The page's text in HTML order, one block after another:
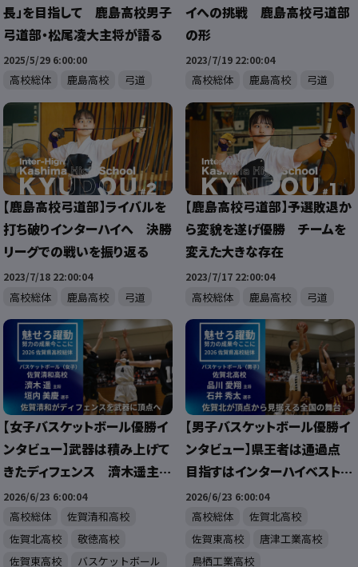
長」を目指して 鹿島高校男子
弓道部・松尾凌大主将が語る
2025/5/29 6:00:00
高校総体 鹿島高校 弓道
イへの挑戦 鹿島高校弓道部
の形
2023/7/19 22:00:04
高校総体 鹿島高校 弓道
【鹿島高校弓道部】ライバルを
打ち破りインターハイへ 決勝
リーグでの戦いを振り返る
2023/7/18 22:00:04
高校総体 鹿島高校 弓道
【鹿島高校弓道部】予選敗退か
ら変貌を遂げ優勝 チームを
変えた大きな存在
2023/7/17 22:00:04
高校総体 鹿島高校 弓道
【女子バスケットボール優勝イ
ンタビュー】武器は積み上げて
きたディフェンス 濟木遥主
将・垣内美慶選手
2026/6/23 6:00:04
高校総体
佐賀清和高校
佐賀北高校
敬徳高校
佐賀東高校
バスケットボール
【男子バスケットボール優勝イ
ンタビュー】県王者は通過点
目指すはインターハイベスト4
品川愛翔主将・石井秀太選
手
2026/6/23 6:00:04
高校総体
佐賀北高校
佐賀東高校
唐津工業高校
鳥栖工業高校